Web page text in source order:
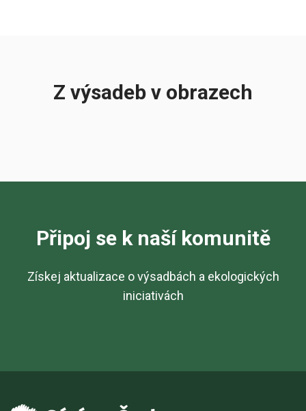
Z výsadeb v obrazech
Připoj se k naší komunitě
Získej aktualizace o výsadbách a ekologických
iniciativách